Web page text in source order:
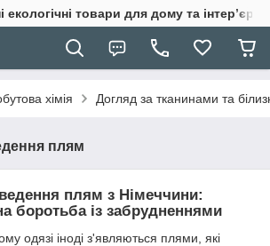
товари для дому та інтер’єру.
хімія Догляд за тканинами та
плям
плям з Німеччини:
боротьба із забрудненнями
одязі іноді з'являються плями, які